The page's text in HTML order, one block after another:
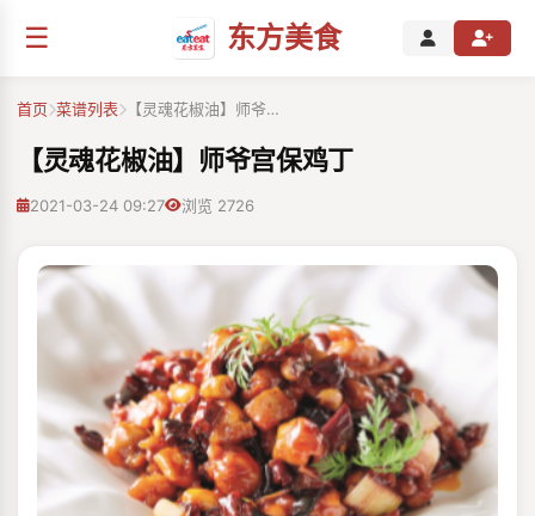
☰ 东方美食
首页 菜谱列表 【灵魂花椒油】师爷…
【灵魂花椒油】师爷宫保鸡丁
2021-03-24 09:27 浏览 2726